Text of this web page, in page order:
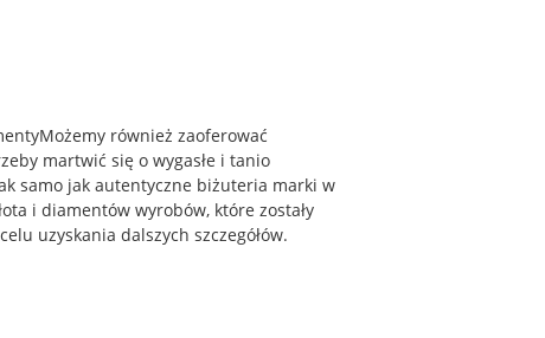
również zaoferować
martwić się o wygasłe i tanio
samo jak autentyczne biżuteria marki w
i diamentów wyrobów, które zostały
uzyskania dalszych szczegółów.